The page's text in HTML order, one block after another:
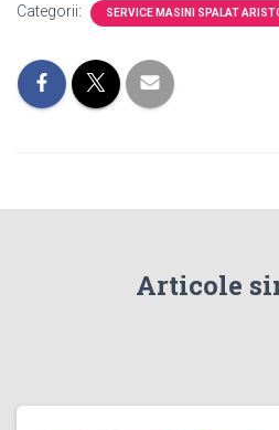
Categorii: SERVICE MASINI SPALAT
Articole